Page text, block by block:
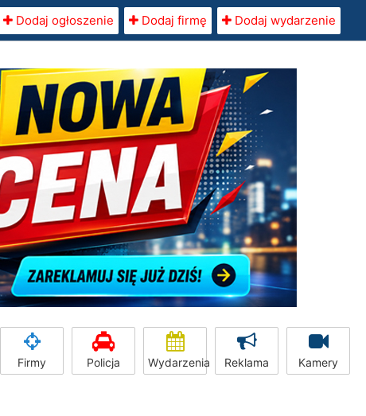
Dodaj ogłoszenie Dodaj firmę Dodaj wydarzenie
Firmy Policja Wydarzenia Reklama Kamery